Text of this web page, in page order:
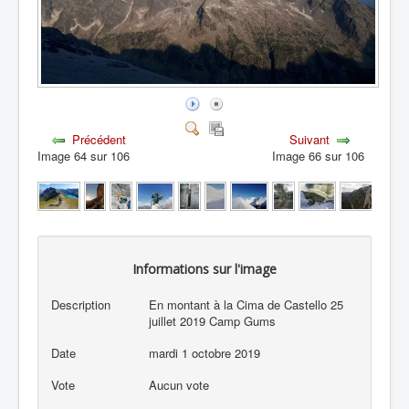
Précédent
Image 64 sur 106
Suivant
Image 66 sur 106
Informations sur l'image
Description
En montant à la Cima de Castello 25
juillet 2019 Camp Gums
Date
mardi 1 octobre 2019
Vote
Aucun vote